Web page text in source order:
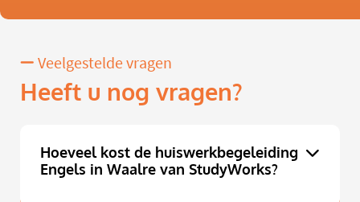
Veelgestelde vragen
Heeft u nog vragen?
Hoeveel kost de huiswerkbegeleiding
Engels in Waalre van StudyWorks?